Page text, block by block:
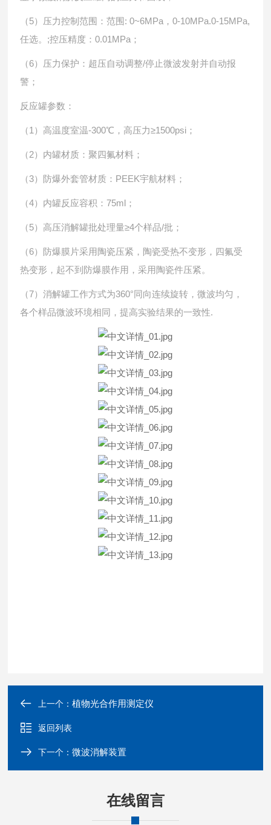
（5）压力控制范围：范围: 0~6MPa，0-10MPa.0-15MPa,
任选。;控压精度：0.01MPa；
（6）压力保护：超压自动调整/停止微波发射并自动报
警；
反应罐参数：
（1）高温度室温-300℃，高压力≥1500psi；
（2）内罐材质：聚四氟材料；
（3）防爆外套管材质：PEEK宇航材料；
（4）内罐反应容积：75ml；
（5）高压消解罐批处理量≥4个样品/批；
（6）防爆膜片采用陶瓷压紧，陶瓷受热不变形，四氟受
热变形，起不到防爆膜作用，采用陶瓷件压紧。
（7）消解罐工作方式为360°同向连续旋转，微波均匀，
各个样品微波环境相同，提高实验结果的一致性.
上一个：植物光合作用测定仪
返回列表
下一个：微波消解装置
在线留言